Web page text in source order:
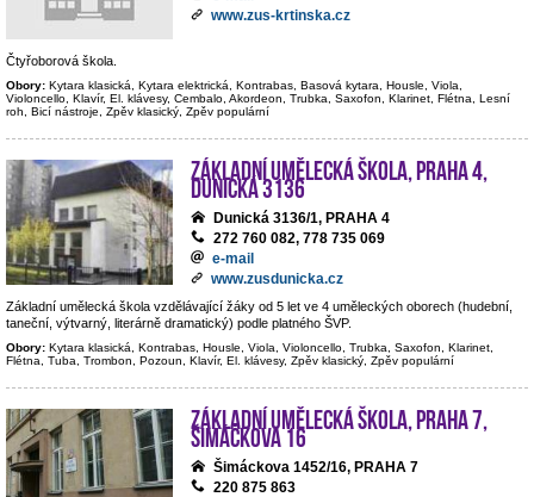
www.zus-krtinska.cz
Čtyřoborová škola.
Obory: Kytara klasická, Kytara elektrická, Kontrabas, Basová kytara, Housle, Viola,
Violoncello, Klavír, El. klávesy, Cembalo, Akordeon, Trubka, Saxofon, Klarinet, Flétna, Lesní
roh, Bicí nástroje, Zpěv klasický, Zpěv populární
Základní umělecká škola, Praha 4,
Dunická 3136
Dunická 3136/1, PRAHA 4
272 760 082, 778 735 069
e-mail
www.zusdunicka.cz
Základní umělecká škola vzdělávající žáky od 5 let ve 4 uměleckých oborech (hudební,
taneční, výtvarný, literárně dramatický) podle platného ŠVP.
Obory: Kytara klasická, Kontrabas, Housle, Viola, Violoncello, Trubka, Saxofon, Klarinet,
Flétna, Tuba, Trombon, Pozoun, Klavír, El. klávesy, Zpěv klasický, Zpěv populární
Základní umělecká škola, Praha 7,
Šimáčkova 16
Šimáckova 1452/16, PRAHA 7
220 875 863